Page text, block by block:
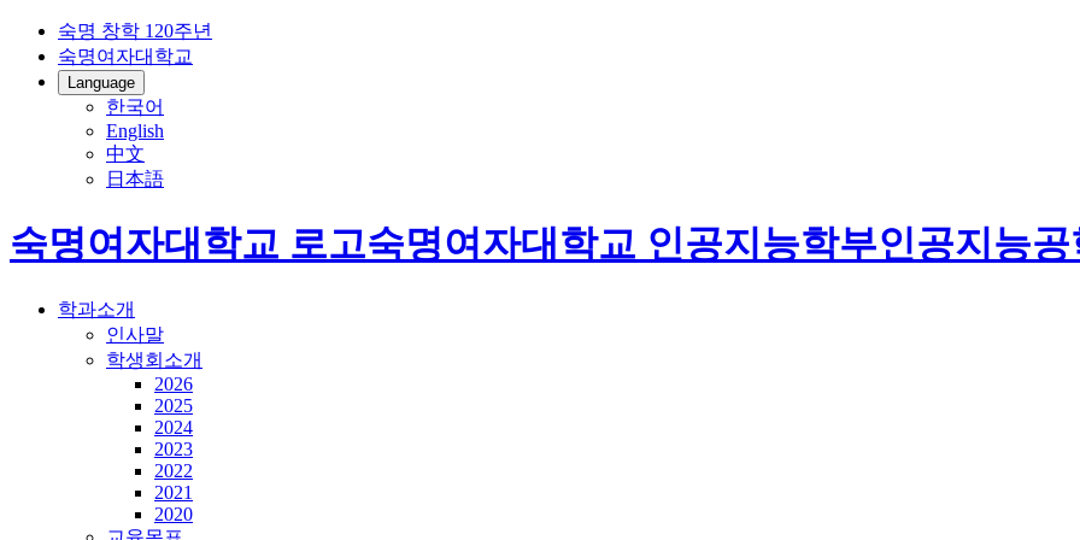
숙명 창학 120주년
숙명여자대학교
Language
한국어
English
中文
日本語
숙명여자대학교 로고숙명여자대학교 인공지능학부인공지능
학과소개
인사말
학생회소개
2026
2025
2024
2023
2022
2021
2020